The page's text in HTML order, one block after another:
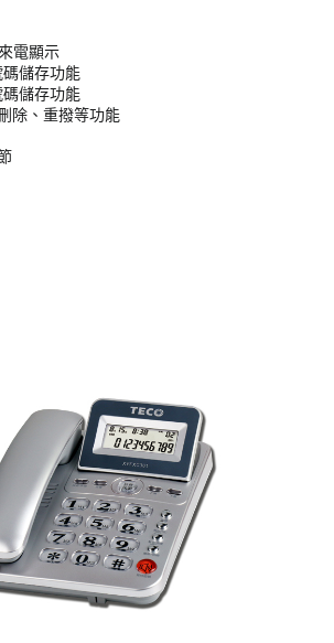
電顯示
儲存功能
儲存功能
除、重撥等功能